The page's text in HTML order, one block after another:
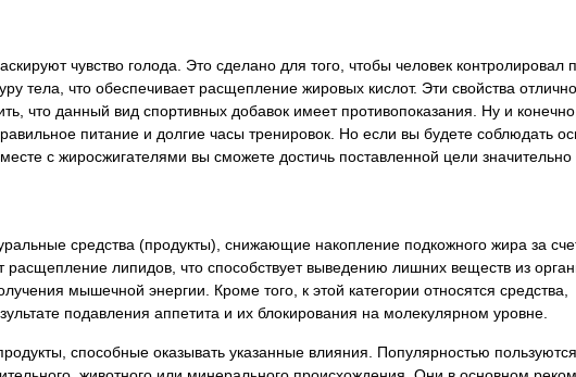
чувство голода. Это сделано для того, чтобы человек контролировал
тела, что обеспечивает расщепление жировых кислот. Эти свойства отлично
что данный вид спортивных добавок имеет противопоказания. Ну и
питание и долгие часы тренировок. Но если вы будете соблюдать
с жиросжигателями вы сможете достичь поставленной цели значительно
средства (продукты), снижающие накопление подкожного жира за
липидов, что способствует выведению лишних веществ из
мышечной энергии. Кроме того, к этой категории относятся средства,
подавления аппетита и их блокирования на молекулярном уровне.
способные оказывать указанные влияния. Популярностью